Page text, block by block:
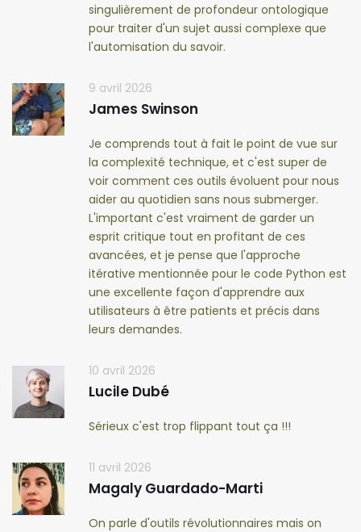
singulièrement de profondeur ontologique
pour traiter d'un sujet aussi complexe que
l'automisation du savoir.
9 avril 2026
James Swinson
Je comprends tout à fait le point de vue sur
la complexité technique, et c'est super de
voir comment ces outils évoluent pour nous
aider au quotidien sans nous submerger.
L'important c'est vraiment de garder un
esprit critique tout en profitant de ces
avancées, et je pense que l'approche
itérative mentionnée pour le code Python est
une excellente façon d'apprendre aux
utilisateurs à être patients et précis dans
leurs demandes.
10 avril 2026
Lucile Dubé
Sérieux c'est trop flippant tout ça !!!
11 avril 2026
Magaly Guardado-Marti
On parle d'outils révolutionnaires mais on